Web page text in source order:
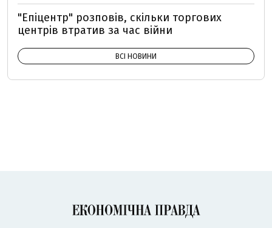
"Епіцентр" розповів, скільки торгових
центрів втратив за час війни
ВСІ НОВИНИ